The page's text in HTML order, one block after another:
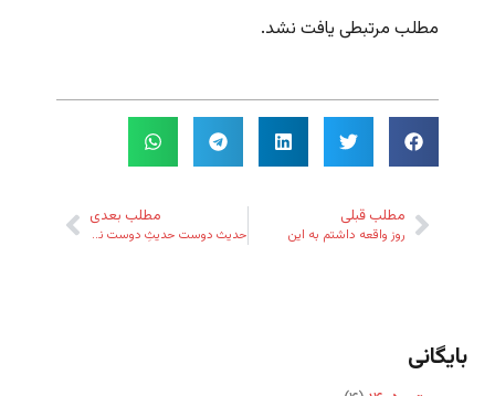
مطلب مرتبطی یافت نشد.
مطلب قبلی
روز واقعه داشتم به این
مطلب بعدی
حدیث دوست حدیثِ دوست نگویم
بایگانی